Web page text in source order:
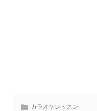
カラオケレッスン